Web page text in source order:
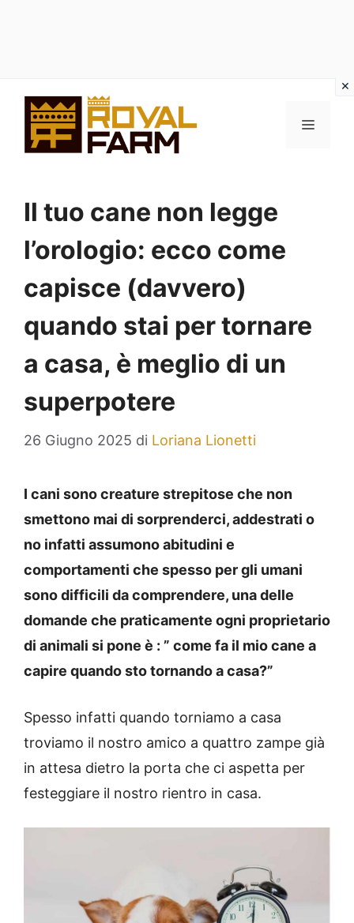
contenuto
MENU
Il tuo cane non legge
l’orologio: ecco come
capisce (davvero)
quando stai per tornare
a casa, è meglio di un
superpotere
26 Giugno 2025 di Loriana Lionetti
I cani sono creature strepitose che non
smettono mai di sorprenderci, addestrati o
no infatti assumono abitudini e
comportamenti che spesso per gli umani
sono difficili da comprendere, una delle
domande che praticamente ogni proprietario
di animali si pone è : ” come fa il mio cane a
capire quando sto tornando a casa?”
Spesso infatti quando torniamo a casa
troviamo il nostro amico a quattro zampe già
in attesa dietro la porta che ci aspetta per
festeggiare il nostro rientro in casa.